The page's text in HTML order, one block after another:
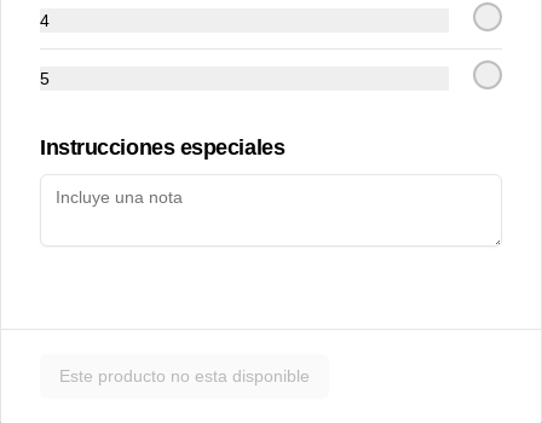
Achari chicken
$12.500 $12.500
4
5
Instrucciones especiales
Este producto no esta disponible